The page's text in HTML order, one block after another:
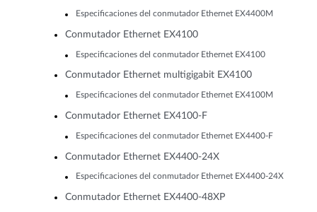
Especificaciones del conmutador Ethernet EX4400M
Conmutador Ethernet EX4100
Especificaciones del conmutador Ethernet EX4100
Conmutador Ethernet multigigabit EX4100
Especificaciones del conmutador Ethernet EX4100M
Conmutador Ethernet EX4100-F
Especificaciones del conmutador Ethernet EX4400-F
Conmutador Ethernet EX4400-24X
Especificaciones del conmutador Ethernet EX4400-24X
Conmutador Ethernet EX4400-48XP